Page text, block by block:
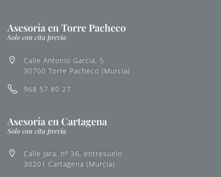
Asesoría en Torre Pacheco
Solo con cita previa
Calle Antonio Garcia, 5
30700 Torre Pacheco (Murcia)
968 57 80 27
Asesoría en Cartagena
Solo con cita previa
Calle Jara, nº 36, entresuelo
30201 Cartagena (Murcia)